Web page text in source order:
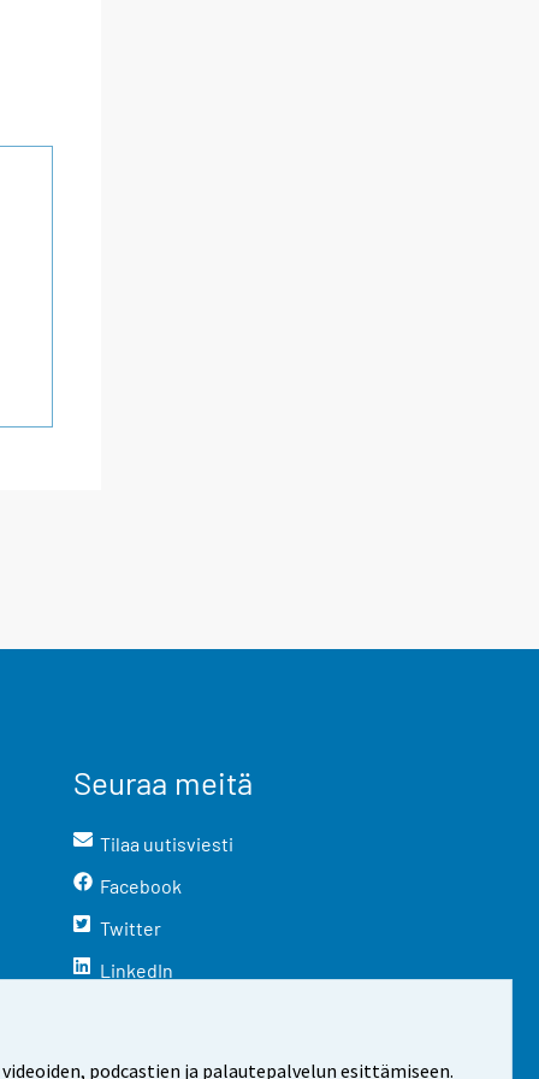
podcastien ja palautepalvelun esittämiseen.
Seuraa meitä
Tilaa uutisviesti
Facebook
Twitter
LinkedIn